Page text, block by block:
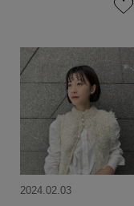
2024.02.03